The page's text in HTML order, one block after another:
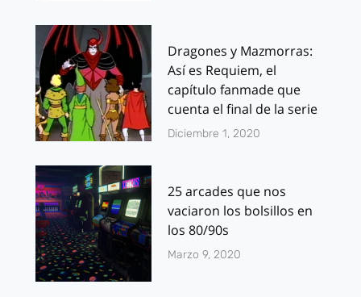
Dragones y Mazmorras:
Así es Requiem, el
capítulo fanmade que
cuenta el final de la serie
Diciembre 1, 2020
25 arcades que nos
vaciaron los bolsillos en
los 80/90s
Marzo 9, 2020